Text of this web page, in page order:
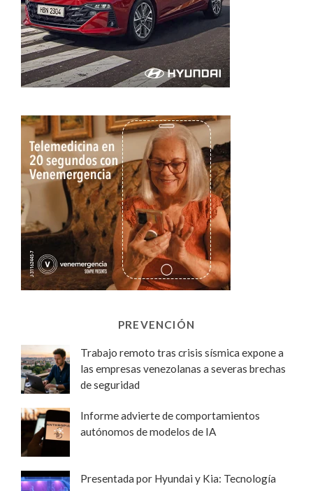
PREVENCIÓN
Trabajo remoto tras crisis sísmica expone a
las empresas venezolanas a severas brechas
de seguridad
Informe advierte de comportamientos
autónomos de modelos de IA
Presentada por Hyundai y Kia: Tecnología